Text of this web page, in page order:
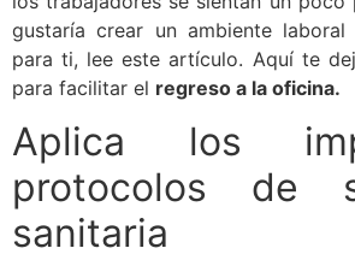
gustaría crear un ambiente
para ti, lee este artículo. Aquí te
para facilitar el regreso a la oficina.
Aplica los
protocolos de
sanitaria